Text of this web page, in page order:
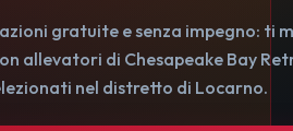
gratuite e senza impegno: ti
allevatori di Chesapeake Bay
nel distretto di Locarno.